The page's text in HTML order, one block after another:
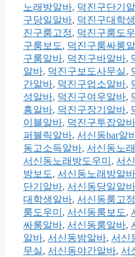
노래방알바, 덕진구단기
구당일알바, 덕진구대학
진구룸고정, 덕진구룸도우
구룸보도, 덕진구룸싸롱
구룸알바, 덕진구바알바,
알바, 덕진구보도사무실,
간알바, 덕진구업소알바,
성알바, 덕진구여우알바,
흥알바, 덕진구장기알바,
이블알바, 덕진구투잡알바
퍼블릭알바, 서신동bar알
동고소득알바, 서신동노
서신동노래방도우미 , 서
방보도, 서신동노래방알바
단기알바, 서신동당일알바
대학생알바, 서신동룸고정
룸도우미 , 서신동룸보도,
싸롱알바, 서신동룸알바,
알바, 서신동밤알바, 서신
무실, 서신동야간알바, 서